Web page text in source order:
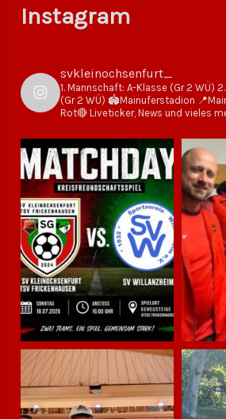
Instagram
svkleinochsenfurt_
1. Mannschaft: A-Klasse (Gr 2 WÜ)
(Gr 2 WÜ) 🏟Mainuferstadion
Rot🔴 Liveticker, News und vieles